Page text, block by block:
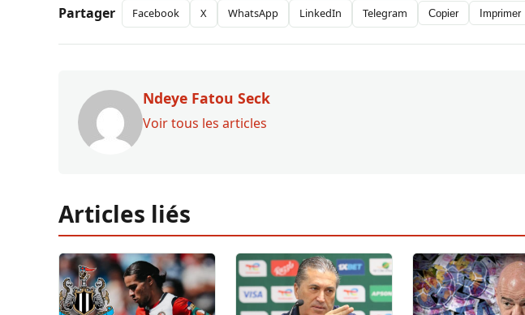
Partager Facebook X WhatsApp LinkedIn Telegram Copier Imprimer
Ndeye Fatou Seck
Voir tous les articles
Articles liés